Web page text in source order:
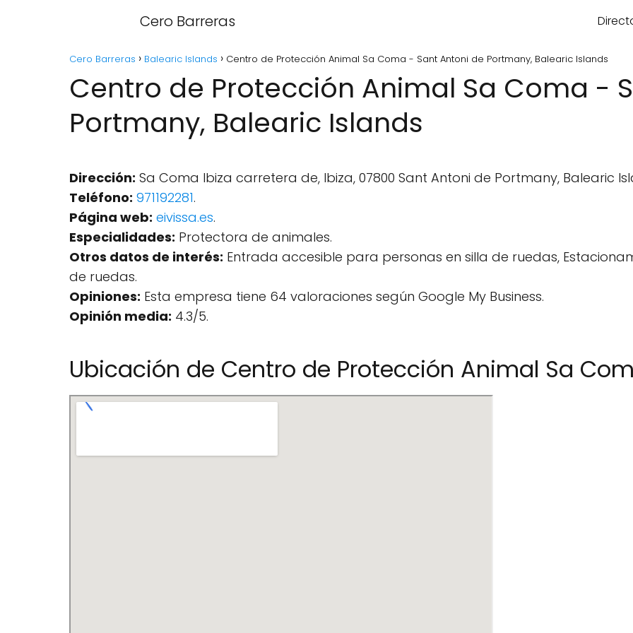
Cero Barreras
Cero Barreras Balearic Islands Centro de Protección Animal Sa Coma - Sant Antoni de Portmany, Balearic Islands
Centro de Protección Animal Sa Coma -
Portmany, Balearic Islands
Dirección: Sa Coma Ibiza carretera de, Ibiza, 07800 Sant Antoni de Portmany, Balearic
Teléfono: 971192281.
Página web: eivissa.es.
Especialidades: Protectora de animales.
Otros datos de interés: Entrada accesible para personas en silla de ruedas,
de ruedas.
Opiniones: Esta empresa tiene 64 valoraciones según Google My Business.
Opinión media: 4.3/5.
Ubicación de Centro de Protección Animal Sa